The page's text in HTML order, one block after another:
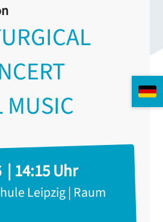
MUSIC
| 14:15 Uhr
Leipzig | Raum